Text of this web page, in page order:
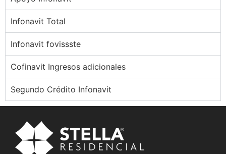
Infonavit Total
Infonavit fovissste
Cofinavit Ingresos adicionales
Segundo Crédito Infonavit